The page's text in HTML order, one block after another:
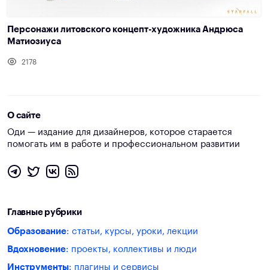
Персонажи литовского концепт-художника Андрюса
Матиозиуса
2178
О сайте
Оди — издание для дизайнеров, которое старается
помогать им в работе и профессиональном развитии
Главные рубрики
Образование: статьи, курсы, уроки, лекции
Вдохновение: проекты, коллективы и люди
Инструменты: плагины и сервисы